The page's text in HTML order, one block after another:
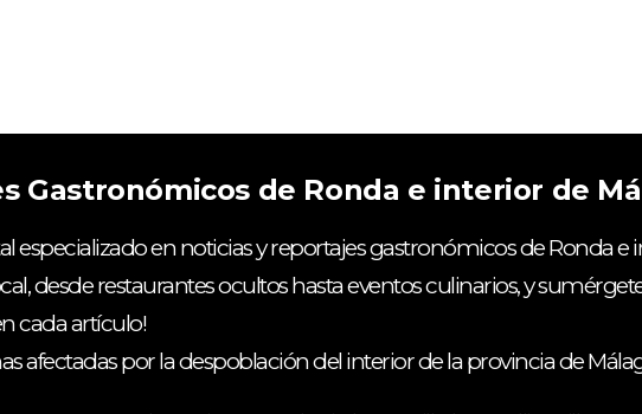
Gastronómicos de Ronda e interior de
especializado en noticias y reportajes gastronómicos de Ronda e
desde restaurantes ocultos hasta eventos culinarios, y
cada artículo!
afectadas por la despoblación del interior de la provincia de